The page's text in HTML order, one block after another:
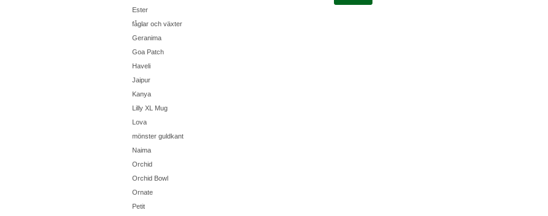
Ester
fåglar och växter
Geranima
Goa Patch
Haveli
Jaipur
Kanya
Lilly XL Mug
Lova
mönster guldkant
Naima
Orchid
Orchid Bowl
Ornate
Petit